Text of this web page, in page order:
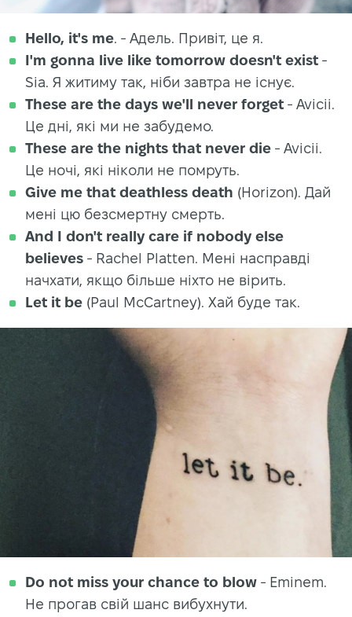
Hello, it's me. - Адель. Привіт, це я.
I'm gonna live like tomorrow doesn't exist -
Sia. Я житиму так, ніби завтра не існує.
These are the days we'll never forget - Avicii.
Це дні, які ми не забудемо.
These are the nights that never die - Avicii.
Це ночі, які ніколи не помруть.
Give me that deathless death (Horizon). Дай
мені цю безсмертну смерть.
And I don't really care if nobody else
believes - Rachel Platten. Мені насправді
начхати, якщо більше ніхто не вірить.
Let it be (Paul McCartney). Хай буде так.
Do not miss your chance to blow - Eminem.
Не прогав свій шанс вибухнути.